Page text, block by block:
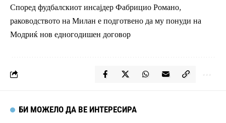
Според фудбалскиот инсајдер Фабрицио Романо,
раководството на Милан е подготвено да му понуди на
Модриќ нов едногодишен договор
БИ МОЖЕЛО ДА ВЕ ИНТЕРЕСИРА